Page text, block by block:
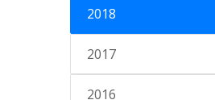
2018
2017
2016